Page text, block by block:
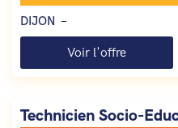
DIJON
Voir l'offre
Technicien Socio-